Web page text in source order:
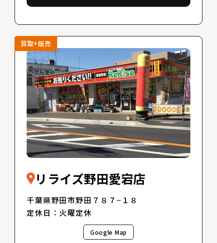
買取+販売
リライズ野田愛宕店
千葉県野田市野田７８７−１８
定休日：火曜定休
Google Map